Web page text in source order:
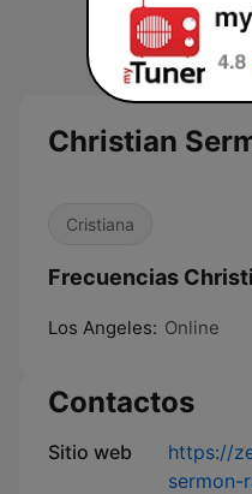
Christian
Cristiana
Frecuencias
Los Angeles: Online
Contactos
Sitio web
https://
sermon-